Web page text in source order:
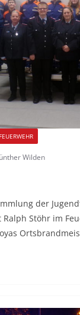
Wilden
der
Stöhr im